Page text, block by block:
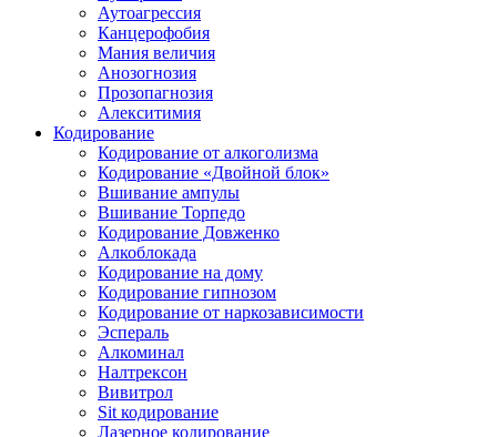
Аутоагрессия
Канцерофобия
Мания величия
Анозогнозия
Прозопагнозия
Алекситимия
Кодирование
Кодирование от алкоголизма
Кодирование «Двойной блок»
Вшивание ампулы
Вшивание Торпедо
Кодирование Довженко
Алкоблокада
Кодирование на дому
Кодирование гипнозом
Кодирование от наркозависимости
Эспераль
Алкоминал
Налтрексон
Вивитрол
Sit кодирование
Лазерное кодирование